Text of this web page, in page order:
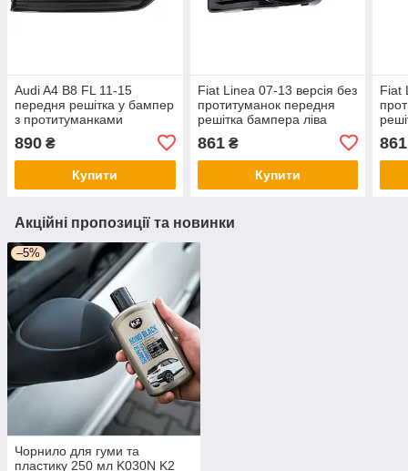
Audi A4 B8 FL 11-15
передня решітка у бампер
з протитуманками
8K0807682 права ауді А4
Б8
890 ₴
Купити
Fiat Linea 07-13 версія без
протитуманок передня
решітка бампера ліва
861₴
Купити
Fiat
861
Акційні пропозиції та новинки
–5%
Чорнило для гуми та
пластику 250 мл K030N K2